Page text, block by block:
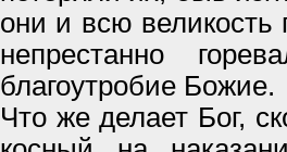
они и всю великость
непрестанно
благоутробие Божие.
Что же делает Бог,